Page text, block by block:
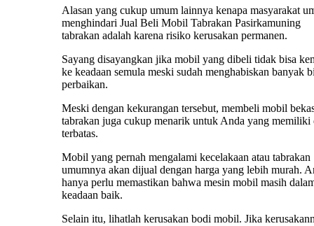
Alasan yang cukup umum lainnya kenapa masyarakat
menghindari Jual Beli Mobil Tabrakan Pasirkamuning
tabrakan adalah karena risiko kerusakan permanen.
Sayang disayangkan jika mobil yang dibeli tidak bisa
ke keadaan semula meski sudah menghabiskan banyak
perbaikan.
Meski dengan kekurangan tersebut, membeli mobil
tabrakan juga cukup menarik untuk Anda yang memiliki
terbatas.
Mobil yang pernah mengalami kecelakaan atau tabrakan
umumnya akan dijual dengan harga yang lebih murah.
hanya perlu memastikan bahwa mesin mobil masih
keadaan baik.
Selain itu, lihatlah kerusakan bodi mobil. Jika